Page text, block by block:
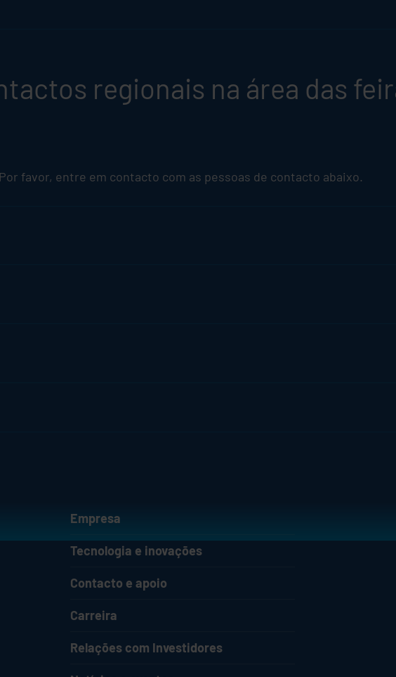
regionais na área das
favor, entre em contacto com as pessoas de contacto abaixo.
Empresa
Tecnologia e inovações
Contacto e apoio
Carreira
Relações com Investidores